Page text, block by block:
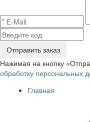
Отправить заказ
Нажимая на кнопку
обработку персональных
Главная